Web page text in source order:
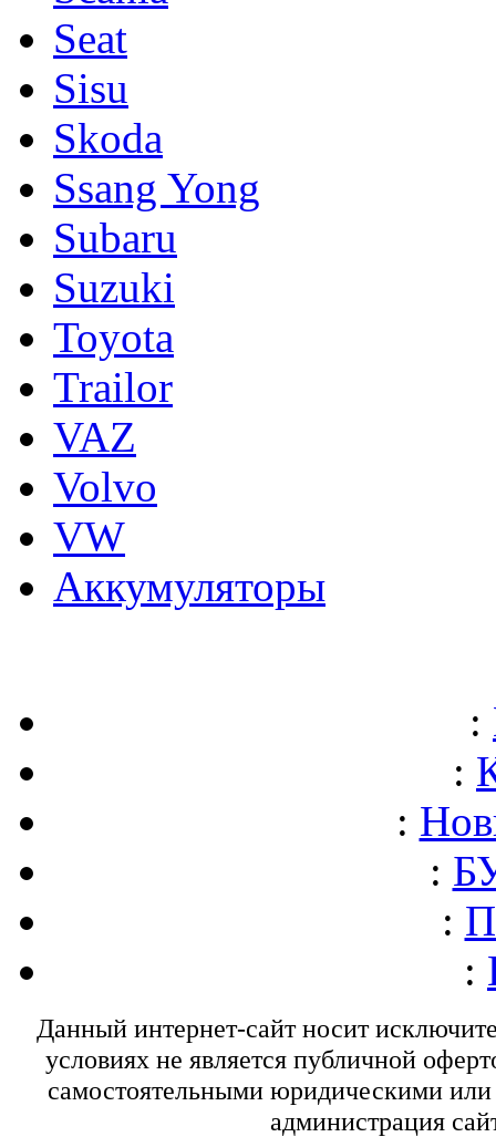
Seat
Sisu
Skoda
Ssang Yong
Subaru
Suzuki
Toyota
Trailor
VAZ
Volvo
VW
Аккумуляторы
:
:
:
:
:
:
Данный интернет-сайт носит
условиях не является публичной
самостоятельными юридическими
администрация